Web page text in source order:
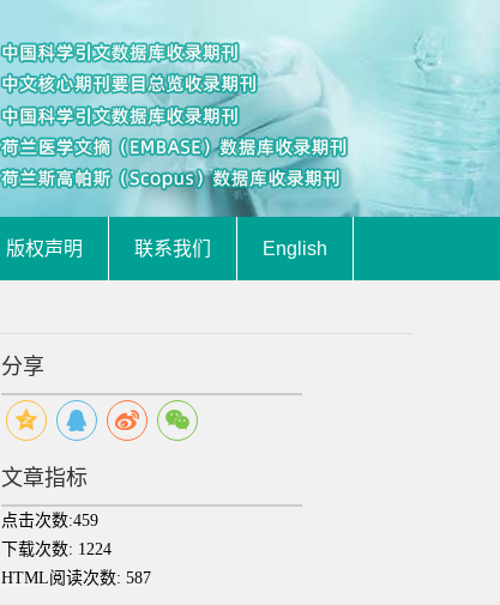
版权声明 联系我们 English
分享
文章指标
点击次数:459
下载次数: 1224
HTML阅读次数: 587